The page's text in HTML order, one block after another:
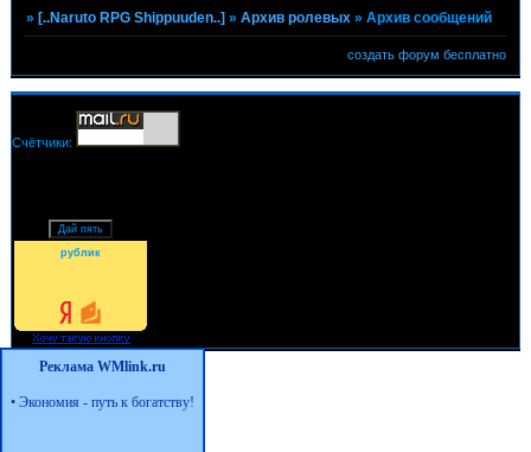
»[..Naruto RPG Shippuuden..] »Архив ролевых »Архив сообщений
создать форум бесплатно
Счётчики:
рублик
Реклама WMlink.ru
• Экономия - путь к богатству!